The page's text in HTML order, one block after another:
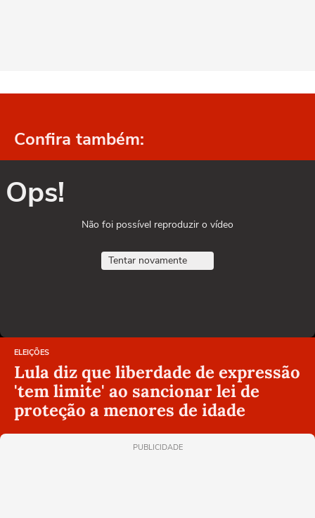
Confira também:
Ops!
Não foi possível reproduzir o vídeo
Tentar novamente
ELEIÇÕES
Lula diz que liberdade de expressão
'tem limite' ao sancionar lei de
proteção a menores de idade
PUBLICIDADE